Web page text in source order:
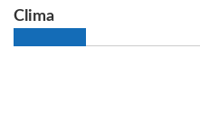
Clima